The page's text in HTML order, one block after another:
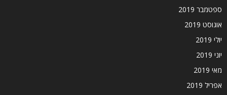
ספטמבר 2019
אוגוסט 2019
יולי 2019
יוני 2019
מאי 2019
אפריל 2019